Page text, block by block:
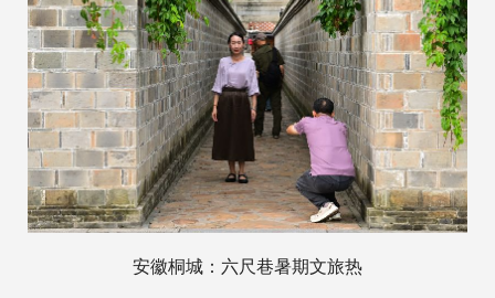
安徽桐城：六尺巷暑期文旅热